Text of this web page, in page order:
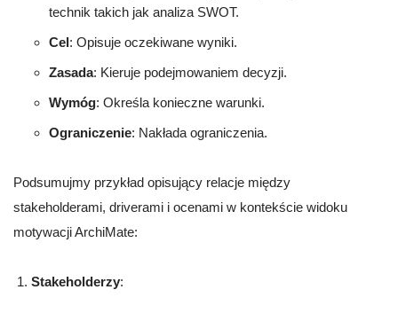
technik takich jak analiza SWOT.
Cel: Opisuje oczekiwane wyniki.
Zasada: Kieruje podejmowaniem decyzji.
Wymóg: Określa konieczne warunki.
Ograniczenie: Nakłada ograniczenia.
Podsumujmy przykład opisujący relacje między
stakeholderami, driverami i ocenami w kontekście widoku
motywacji ArchiMate:
Stakeholderzy: